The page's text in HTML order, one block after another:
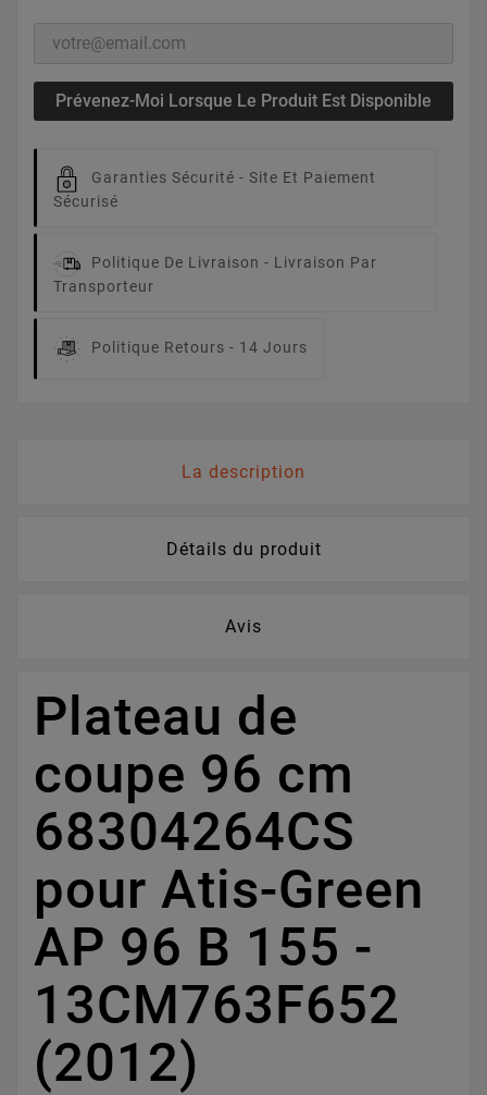
Prévenez-Moi Lorsque Le Produit Est Disponible
Garanties Sécurité - Site Et Paiement
Sécurisé
Politique De Livraison - Livraison Par
Transporteur
Politique Retours - 14 Jours
La description
Détails du produit
Avis
Plateau de
coupe 96 cm
68304264CS
pour Atis-Green
AP 96 B 155 -
13CM763F652
(2012)